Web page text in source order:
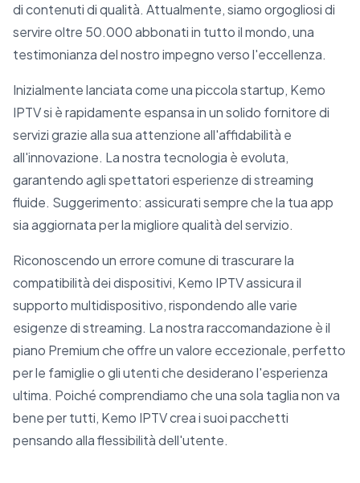
di contenuti di qualità. Attualmente, siamo orgogliosi di
servire oltre 50.000 abbonati in tutto il mondo, una
testimonianza del nostro impegno verso l'eccellenza.
Inizialmente lanciata come una piccola startup, Kemo
IPTV si è rapidamente espansa in un solido fornitore di
servizi grazie alla sua attenzione all'affidabilità e
all'innovazione. La nostra tecnologia è evoluta,
garantendo agli spettatori esperienze di streaming
fluide. Suggerimento: assicurati sempre che la tua app
sia aggiornata per la migliore qualità del servizio.
Riconoscendo un errore comune di trascurare la
compatibilità dei dispositivi, Kemo IPTV assicura il
supporto multidispositivo, rispondendo alle varie
esigenze di streaming. La nostra raccomandazione è il
piano Premium che offre un valore eccezionale, perfetto
per le famiglie o gli utenti che desiderano l'esperienza
ultima. Poiché comprendiamo che una sola taglia non va
bene per tutti, Kemo IPTV crea i suoi pacchetti
pensando alla flessibilità dell'utente.